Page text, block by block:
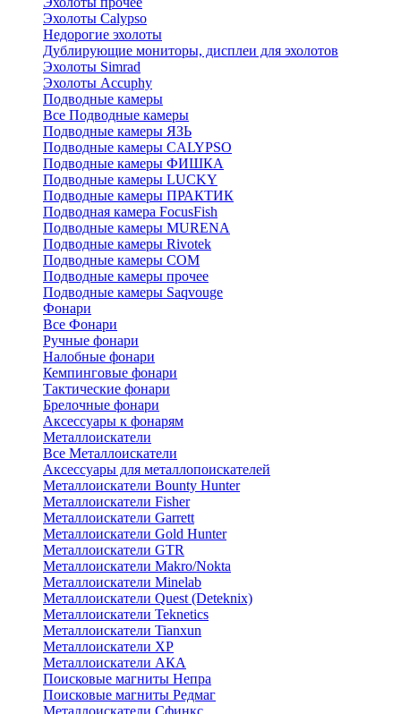
Эхолоты Calypso
Недорогие эхолоты
Дублирующие мониторы, дисплеи для эхолотов
Эхолоты Simrad
Эхолоты Accuphy
Подводные камеры
Все Подводные камеры
Подводные камеры ЯЗЬ
Подводные камеры CALYPSO
Подводные камеры ФИШКА
Подводные камеры LUCKY
Подводные камеры ПРАКТИК
Подводная камера FocusFish
Подводные камеры MURENA
Подводные камеры Rivotek
Подводные камеры СОМ
Подводные камеры прочее
Подводные камеры Saqvouge
Фонари
Все Фонари
Ручные фонари
Налобные фонари
Кемпинговые фонари
Тактические фонари
Брелочные фонари
Аксессуары к фонарям
Металлоискатели
Все Металлоискатели
Аксессуары для металлопоискателей
Металлоискатели Bounty Hunter
Металлоискатели Fisher
Металлоискатели Garrett
Металлоискатели Gold Hunter
Металлоискатели GTR
Металлоискатели Makro/Nokta
Металлоискатели Minelab
Металлоискатели Quest (Deteknix)
Металлоискатели Teknetics
Металлоискатели Tianxun
Металлоискатели XP
Металлоискатели АКА
Поисковые магниты Непра
Поисковые магниты Редмаг
Металлоискатели Сфинкс